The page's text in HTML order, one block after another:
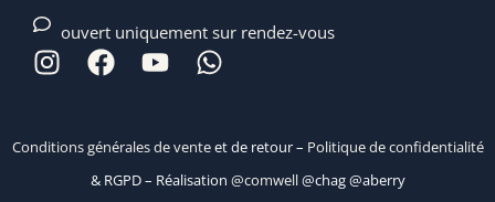
ouvert uniquement sur rendez-vous
Conditions générales de venteet de retour – Politique de confidentialité
& RGPD – Réalisation @comwell@chag @aberry